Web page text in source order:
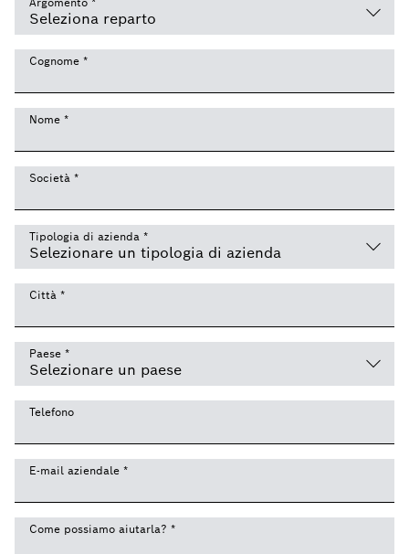
Cognome *
Nome *
Società *
Tipologia di azienda *
Città *
Paese *
Telefono
E-mail aziendale *
Come possiamo aiutarla? *